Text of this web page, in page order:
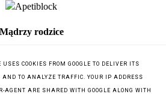
Mądrzy rodzice
COOKIES FROM GOOGLE TO DELIVER ITS
AND TO ANALYZE TRAFFIC. YOUR IP ADDRESS
AGENT ARE SHARED WITH GOOGLE ALONG WITH